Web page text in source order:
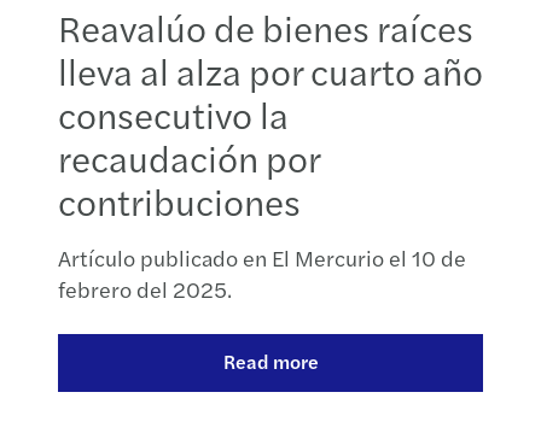
Reavalúo de bienes raíces
lleva al alza por cuarto año
consecutivo la
recaudación por
contribuciones
Artículo publicado en El Mercurio el 10 de
febrero del 2025.
Read more